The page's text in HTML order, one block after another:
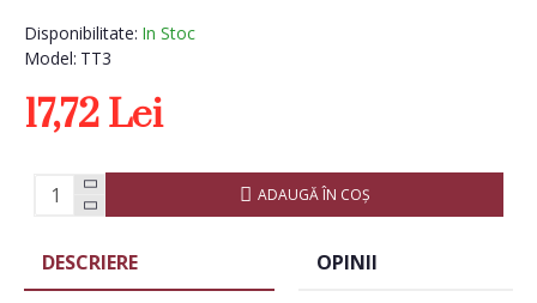
Disponibilitate: In Stoc
Model: TT3
17,72 Lei
ADAUGĂ ÎN COŞ
DESCRIERE OPINII